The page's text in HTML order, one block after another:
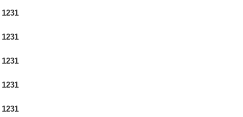
1231
1231
1231
1231
1231